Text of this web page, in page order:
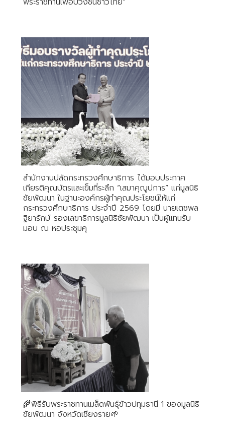
สำนักงานปลัดกระทรวงศึกษาธิการ ได้มอบประกาศ
เกียรติคุณบัตรและเข็มที่ระลึก “เสมาคุณูปการ” แก่มูลนิธิ
ชัยพัฒนา ในฐานะองค์กรผู้ทำคุณประโยชน์ให้แก่
กระทรวงศึกษาธิการ ประจำปี 2569 โดยมี นายเตชพล
ฐิยารักษ์ รองเลขาธิการมูลนิธิชัยพัฒนา เป็นผู้แทนรับ
มอบ ณ หอประชุมคุ
🌾พิธีรับพระราชทานเมล็ดพันธุ์ข้าวปทุมธานี 1 ของมูลนิธิ
ชัยพัฒนา จังหวัดเชียงราย🌱